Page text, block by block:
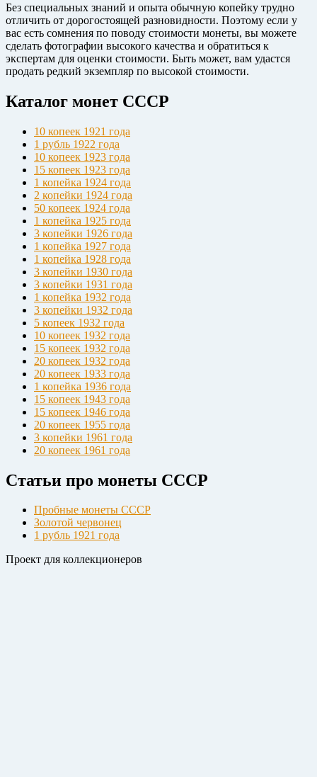
Без специальных знаний и опыта обычную копейку трудно
отличить от дорогостоящей разновидности. Поэтому если у
вас есть сомнения по поводу стоимости монеты, вы можете
сделать фотографии высокого качества и обратиться к
экспертам для оценки стоимости. Быть может, вам удастся
продать редкий экземпляр по высокой стоимости.
Каталог монет СССР
10 копеек 1921 года
1 рубль 1922 года
10 копеек 1923 года
15 копеек 1923 года
1 копейка 1924 года
2 копейки 1924 года
50 копеек 1924 года
1 копейка 1925 года
3 копейки 1926 года
1 копейка 1927 года
1 копейка 1928 года
3 копейки 1930 года
3 копейки 1931 года
1 копейка 1932 года
3 копейки 1932 года
5 копеек 1932 года
10 копеек 1932 года
15 копеек 1932 года
20 копеек 1932 года
20 копеек 1933 года
1 копейка 1936 года
15 копеек 1943 года
15 копеек 1946 года
20 копеек 1955 года
3 копейки 1961 года
20 копеек 1961 года
Статьи про монеты СССР
Пробные монеты СССР
Золотой червонец
1 рубль 1921 года
Проект для коллекционеров